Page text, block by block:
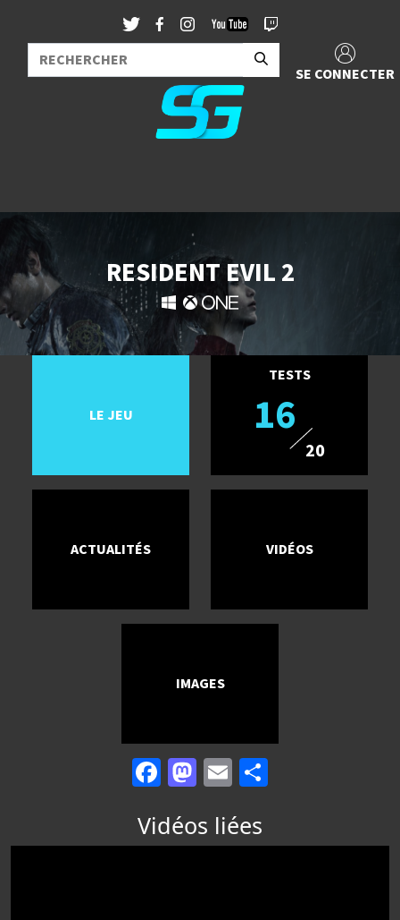
SE CONNECTER
RESIDENT EVIL 2
LE JEU
TESTS
16
20
ACTUALITÉS VIDÉOS
IMAGES
Facebook
Mastodon
Email
Vidéos liées